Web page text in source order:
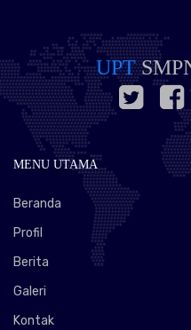
UPT
MENU UTAMA
Beranda
Profil
Berita
Galeri
Kontak